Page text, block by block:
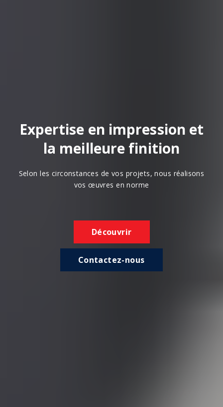
Expertise en impression et
la meilleure finition
Selon les circonstances de vos projets, nous réalisons
vos œuvres en norme
Découvrir
Contactez-nous